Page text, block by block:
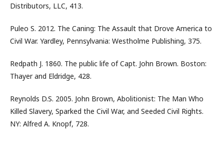
Distributors, LLC, 413.
Puleo S. 2012. The Caning: The Assault that Drove America to
Civil War. Yardley, Pennsylvania: Westholme Publishing, 375.
Redpath J. 1860. The public life of Capt. John Brown. Boston:
Thayer and Eldridge, 428.
Reynolds D.S. 2005. John Brown, Abolitionist: The Man Who
Killed Slavery, Sparked the Civil War, and Seeded Civil Rights.
NY: Alfred A. Knopf, 728.